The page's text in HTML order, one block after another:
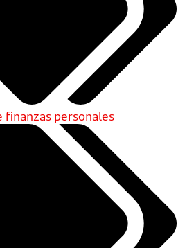
finanzas personales